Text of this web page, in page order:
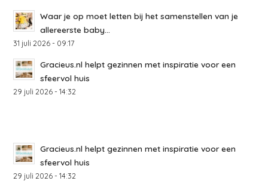
Waar je op moet letten bij het samenstellen van je
allereerste baby...
31 juli 2026 - 09:17
Gracieus.nl helpt gezinnen met inspiratie voor een
sfeervol huis
29 juli 2026 - 14:32
Gracieus.nl helpt gezinnen met inspiratie voor een
sfeervol huis
29 juli 2026 - 14:32